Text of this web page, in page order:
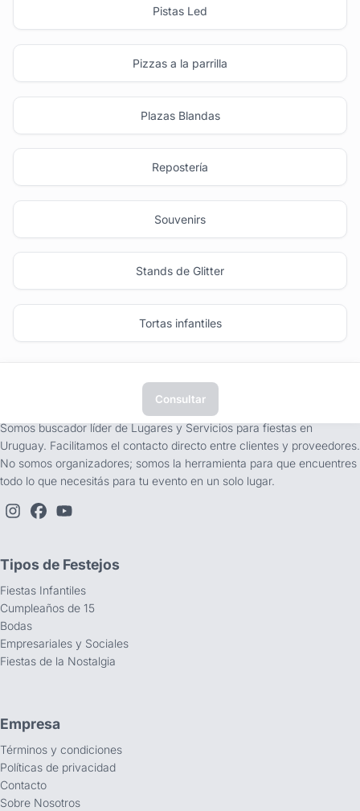
Pistas Led
Pizzas a la parrilla
Plazas Blandas
Repostería
Souvenirs
Stands de Glitter
Tortas infantiles
Consultar
Somos buscador líder de Lugares y Servicios para fiestas en
Uruguay. Facilitamos el contacto directo entre clientes y proveedores.
No somos organizadores; somos la herramienta para que encuentres
todo lo que necesitás para tu evento en un solo lugar.
Tipos de Festejos
Fiestas Infantiles
Cumpleaños de 15
Bodas
Empresariales y Sociales
Fiestas de la Nostalgia
Empresa
Términos y condiciones
Políticas de privacidad
Contacto
Sobre Nosotros